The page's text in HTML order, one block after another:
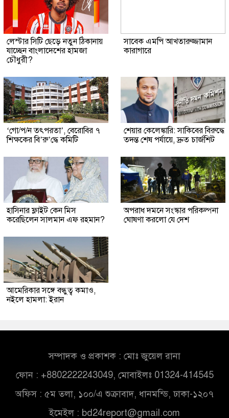
লেস্টার সিটি ছেড়ে নতুন ঠিকানায়
যাচ্ছেন বাংলাদেশের হামজা
চৌধুরী?
সাবেক এমপি আখতারুজ্জামান
কারাগারে
‘গো/প/ন তৎপরতা’, বেরোবির ৭
শিক্ষকের বি’রু’দ্ধে কমিটি
শেয়ার কেলেঙ্কারি: সাকিবের বিরুদ্ধে
তদন্ত শেষ পর্যায়ে, দ্রুত চার্জশিট
হাসিনার ফ্লাইট কেন মিস
করেছিলেন সালমান এফ রহমান?
অপরাধ দমনে সংস্কার পরিকল্পনা
ঘোষণা করলো যে দেশ
আমেরিকার সঙ্গে বন্ধুত্ব কমাও,
নইলে হামলা: ইরান
সম্পাদক ও প্রকাশক : মোঃ জুয়েল রানা
ফোন : +8802222243049, মোবাইলঃ 01324-414545
অফিস : ৫ম তলা, ১০০/এ শুক্রাবাদ, ধানমন্ডি, ঢাকা-১২০৭
ইমেইল : bd24report@gmail.com